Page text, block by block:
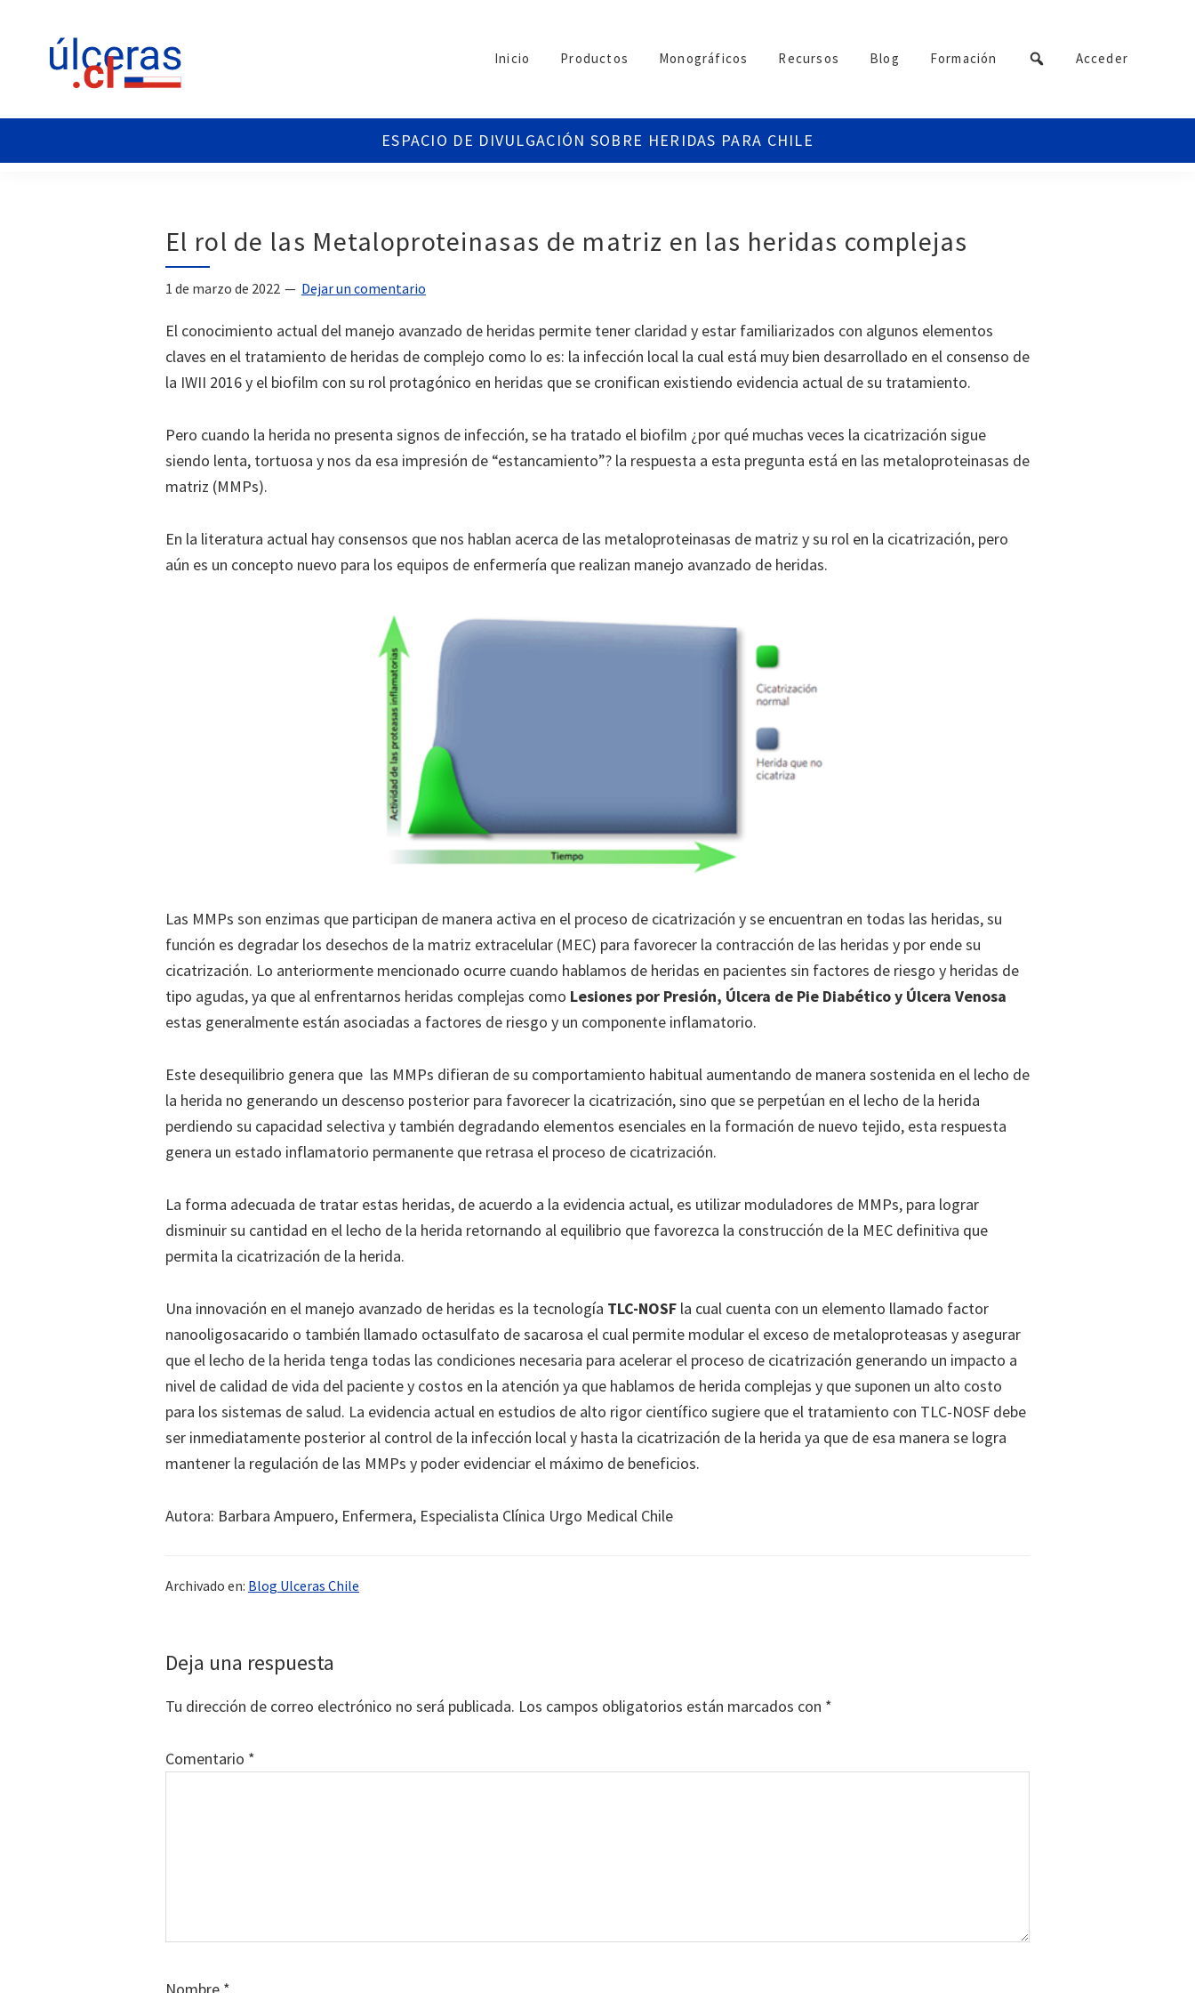
navegación
principal
contenido
página
Inicio Productos Monográficos Recursos Blog Formación Acceder
El rol de las Metaloproteinasas de matriz en las heridas complejas
1 de marzo de 2022 Dejar un comentario
El conocimiento actual del manejo avanzado de heridas permite tener claridad y estar familiarizados con algunos elementos
claves en el tratamiento de heridas de complejo como lo es: la infección local la cual está muy bien desarrollado en el consenso de
la IWII 2016 y el biofilm con su rol protagónico en heridas que se cronifican existiendo evidencia actual de su tratamiento.
Pero cuando la herida no presenta signos de infección, se ha tratado el biofilm ¿por qué muchas veces la cicatrización sigue
siendo lenta, tortuosa y nos da esa impresión de “estancamiento”? la respuesta a esta pregunta está en las metaloproteinasas de
matriz (MMPs).
En la literatura actual hay consensos que nos hablan acerca de las metaloproteinasas de matriz y su rol en la cicatrización, pero
aún es un concepto nuevo para los equipos de enfermería que realizan manejo avanzado de heridas.
Las MMPs son enzimas que participan de manera activa en el proceso de cicatrización y se encuentran en todas las heridas, su
función es degradar los desechos de la matriz extracelular (MEC) para favorecer la contracción de las heridas y por ende su
cicatrización. Lo anteriormente mencionado ocurre cuando hablamos de heridas en pacientes sin factores de riesgo y heridas de
tipo agudas, ya que al enfrentarnos heridas complejas como Lesiones por Presión, Úlcera de Pie Diabético y Úlcera Venosa
estas generalmente están asociadas a factores de riesgo y un componente inflamatorio.
Este desequilibrio genera que las MMPs difieran de su comportamiento habitual aumentando de manera sostenida en el lecho de
la herida no generando un descenso posterior para favorecer la cicatrización, sino que se perpetúan en el lecho de la herida
perdiendo su capacidad selectiva y también degradando elementos esenciales en la formación de nuevo tejido, esta respuesta
genera un estado inflamatorio permanente que retrasa el proceso de cicatrización.
La forma adecuada de tratar estas heridas, de acuerdo a la evidencia actual, es utilizar moduladores de MMPs, para lograr
disminuir su cantidad en el lecho de la herida retornando al equilibrio que favorezca la construcción de la MEC definitiva que
permita la cicatrización de la herida.
Una innovación en el manejo avanzado de heridas es la tecnología TLC-NOSF la cual cuenta con un elemento llamado factor
nanooligosacarido o también llamado octasulfato de sacarosa el cual permite modular el exceso de metaloproteasas y asegurar
que el lecho de la herida tenga todas las condiciones necesaria para acelerar el proceso de cicatrización generando un impacto a
nivel de calidad de vida del paciente y costos en la atención ya que hablamos de herida complejas y que suponen un alto costo
para los sistemas de salud. La evidencia actual en estudios de alto rigor científico sugiere que el tratamiento con TLC-NOSF debe
ser inmediatamente posterior al control de la infección local y hasta la cicatrización de la herida ya que de esa manera se logra
mantener la regulación de las MMPs y poder evidenciar el máximo de beneficios.
Autora: Barbara Ampuero, Enfermera, Especialista Clínica Urgo Medical Chile
Archivado en: Blog Ulceras Chile
Interacciones
con
los
lectores
Deja una respuesta
Tu dirección de correo electrónico no será publicada. Los campos obligatorios están marcados con *
Comentario *
Nombre *